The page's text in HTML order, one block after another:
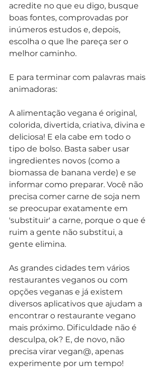
acredite no que eu digo, busque
boas fontes, comprovadas por
inúmeros estudos e, depois,
escolha o que lhe pareça ser o
melhor caminho.
E para terminar com palavras mais
animadoras:
A alimentação vegana é original,
colorida, divertida, criativa, divina e
deliciosa! E ela cabe em todo o
tipo de bolso. Basta saber usar
ingredientes novos (como a
biomassa de banana verde) e se
informar como preparar. Você não
precisa comer carne de soja nem
se preocupar exatamente em
'substituir' a carne, porque o que é
ruim a gente não substitui, a
gente elimina.
As grandes cidades tem vários
restaurantes veganos ou com
opções veganas e já existem
diversos aplicativos que ajudam a
encontrar o restaurante vegano
mais próximo. Dificuldade não é
desculpa, ok? E, de novo, não
precisa virar vegan@, apenas
experimente por um tempo!